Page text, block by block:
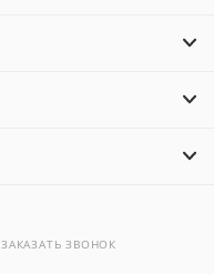
ЗАКАЗАТЬ ЗВОНОК